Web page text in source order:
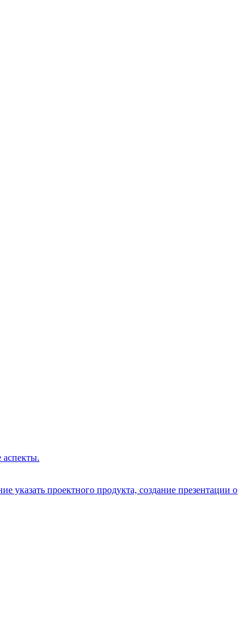
указать проектного продукта, создание презентации о